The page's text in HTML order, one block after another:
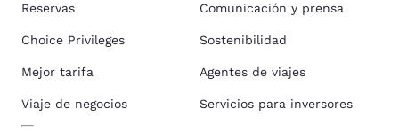
Reservas
Choice Privileges
Mejor tarifa
Viaje de negocios
Comunicación y prensa
Sostenibilidad
Agentes de viajes
Servicios para inversores